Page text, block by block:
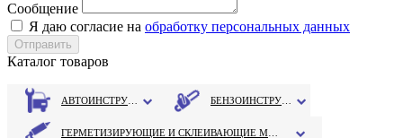
Сообщение
Я даю согласие на обработку персональных данных
Каталог товаров